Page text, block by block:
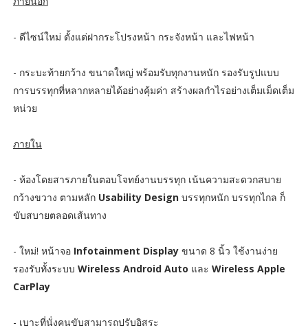
- ดีไซน์ใหม่ ตั้งแต่ฝากระโปรงหน้า กระจังหน้า และไฟหน้า
- กระบะท้ายกว้าง ขนาดใหญ่ พร้อมรับทุกงานหนัก รองรับรูปแบบ
การบรรทุกที่หลากหลายได้อย่างคุ้มค่า สร้างผลกำไรอย่างเต็มเม็ดเต็ม
หน่วย
ภายใน
- ห้องโดยสารภายในตอบโจทย์งานบรรทุก เน้นความสะดวกสบาย
กว้างขวาง ตามหลัก Usability Designบรรทุกหนัก บรรทุกไกล ก็
ขับสบายตลอดเส้นทาง
- ใหม่! หน้าจอ Infotainment Display ขนาด 8 นิ้ว ใช้งานง่าย
รองรับทั้งระบบ Wireless Android Auto และ Wireless Apple
CarPlay
- เบาะที่นั่งคนขับสามารถปรับอิสระ